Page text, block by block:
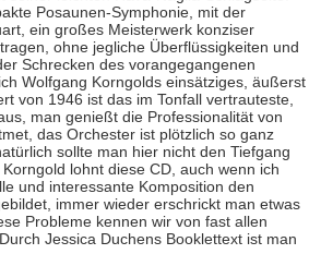
Posaunen-Symphonie, mit der
ein großes Meisterwerk konziser
ohne jegliche Überflüssigkeiten und
Schrecken des vorangegangenen
Wolfgang Korngolds einsätziges, äußerst
von 1946 ist das im Tonfall vertrauteste,
man genießt die Professionalität von
das Orchester ist plötzlich so ganz
sollte man hier nicht den Tiefgang
lohnt diese CD, auch wenn ich
und interessante Komposition den
immer wieder erschrickt man etwas
Probleme kennen wir von fast allen
Jessica Duchens Booklettext ist man